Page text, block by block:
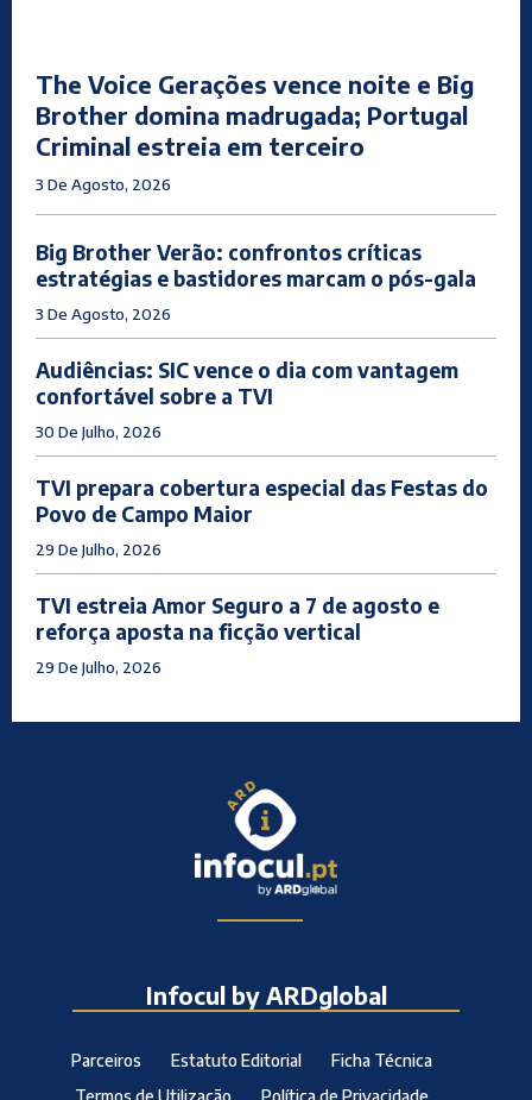
The Voice Gerações vence noite e Big
Brother domina madrugada; Portugal
Criminal estreia em terceiro
3 De Agosto, 2026
Big Brother Verão: confrontos críticas
estratégias e bastidores marcam o pós-gala
3 De Agosto, 2026
Audiências: SIC vence o dia com vantagem
confortável sobre a TVI
30 De Julho, 2026
TVI prepara cobertura especial das Festas do
Povo de Campo Maior
29 De Julho, 2026
TVI estreia Amor Seguro a 7 de agosto e
reforça aposta na ficção vertical
29 De Julho, 2026
Infocul by ARDglobal
Parceiros Estatuto Editorial
Ficha Técnica
Termos de Utilização
Política de Privacidade